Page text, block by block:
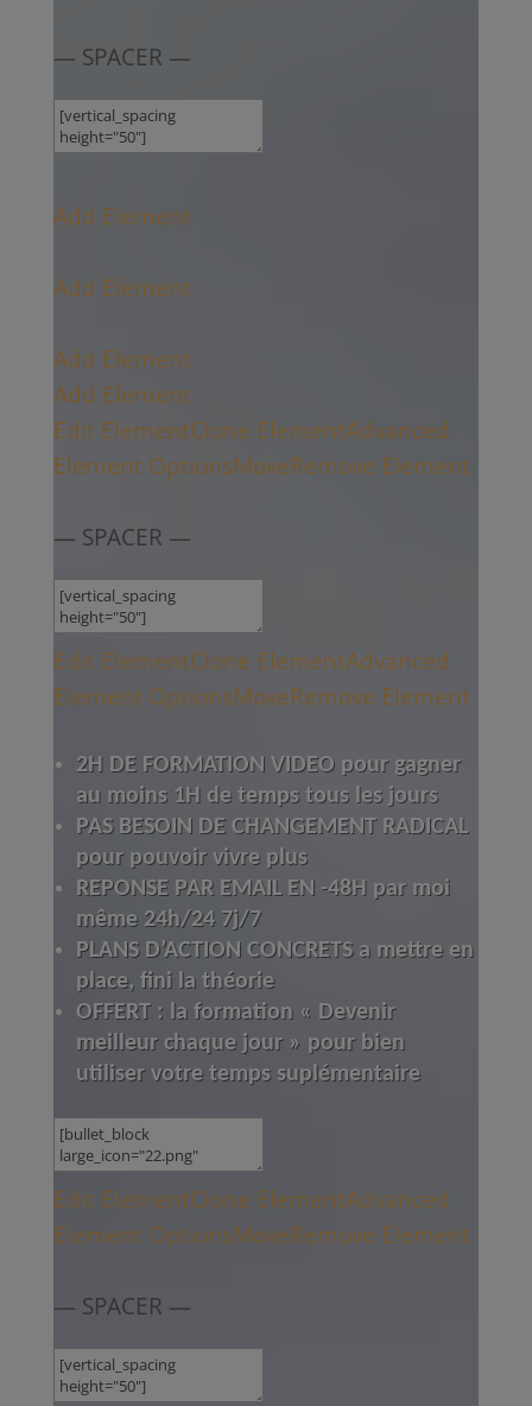
— SPACER —
Add Element
Add Element
Add Element
Add Element
Edit ElementClone ElementAdvanced
Element OptionsMoveRemove Element
— SPACER —
Edit ElementClone ElementAdvanced
Element OptionsMoveRemove Element
2H DE FORMATION VIDEO pour gagner
au moins 1H de temps tous les jours
PAS BESOIN DE CHANGEMENT RADICAL
pour pouvoir vivre plus
REPONSE PAR EMAIL EN -48H par moi
même 24h/24 7j/7
PLANS D’ACTION CONCRETS a mettre en
place, fini la théorie
OFFERT : la formation « Devenir
meilleur chaque jour » pour bien
utiliser votre temps suplémentaire
Edit ElementClone ElementAdvanced
Element OptionsMoveRemove Element
— SPACER —